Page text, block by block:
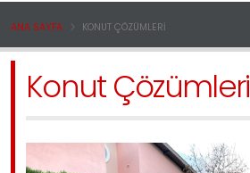
ANA SAYFA KONUT ÇÖZÜMLERI
Konut Çözümleri